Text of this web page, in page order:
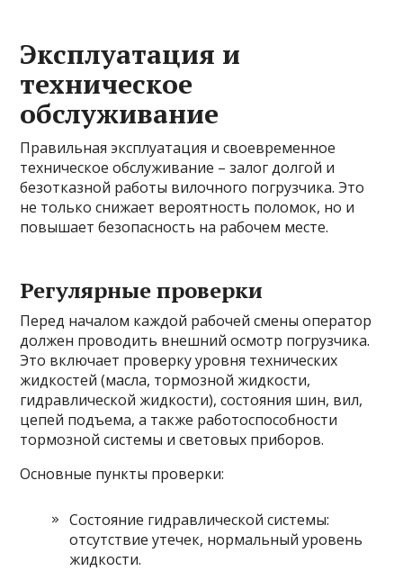
Эксплуатация и
техническое
обслуживание
Правильная эксплуатация и своевременное
техническое обслуживание – залог долгой и
безотказной работы вилочного погрузчика. Это
не только снижает вероятность поломок, но и
повышает безопасность на рабочем месте.
Регулярные проверки
Перед началом каждой рабочей смены оператор
должен проводить внешний осмотр погрузчика.
Это включает проверку уровня технических
жидкостей (масла, тормозной жидкости,
гидравлической жидкости), состояния шин, вил,
цепей подъема, а также работоспособности
тормозной системы и световых приборов.
Основные пункты проверки:
Состояние гидравлической системы:
отсутствие утечек, нормальный уровень
жидкости.